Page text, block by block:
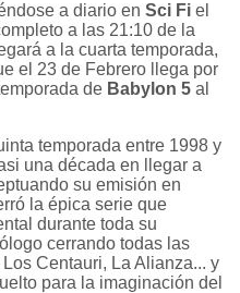
a diario en Sci Fiel
a las 21:10 de la
a la cuarta temporada,
el 23 de Febrero llega por
de Babylon 5 al
temporada entre 1998 y
una década en llegar a
su emisión en
la épica serie que
durante toda su
cerrando todas las
Centauri, La Alianza... y
para la imaginación del